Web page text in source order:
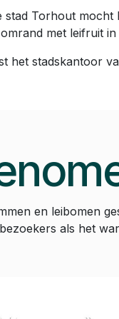
stad Torhout
met leifruit
het stadskantoor
en leibomen
als het